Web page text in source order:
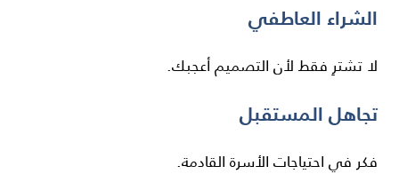
الشراء العاطفي
لا تشترِ فقط لأن التصميم أعجبك.
تجاهل المستقبل
فكر في احتياجات الأسرة القادمة.